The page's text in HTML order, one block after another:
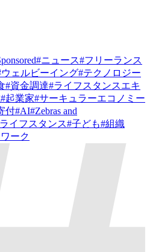
#ニュース#フリーランス
ウェルビーイング#テクノロジー
#資金調達#ライフスタンスエキ
#起業家#サーキュラーエコノミー
付#AI#Zebras and
ライフスタンス#子ども#組織
ーク